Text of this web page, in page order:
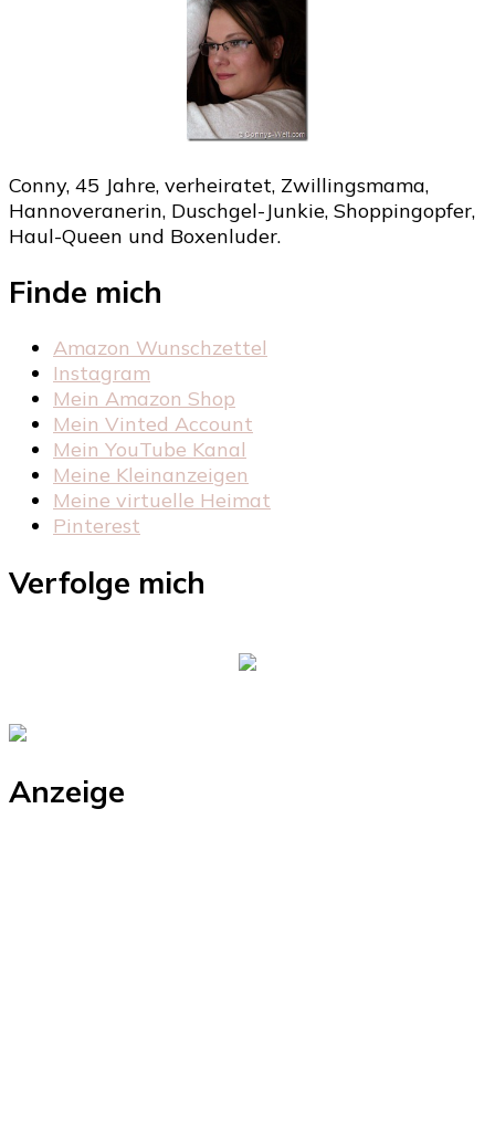
Conny, 45 Jahre, verheiratet, Zwillingsmama,
Hannoveranerin, Duschgel-Junkie, Shoppingopfer,
Haul-Queen und Boxenluder.
Finde mich
Amazon Wunschzettel
Instagram
Mein Amazon Shop
Mein Vinted Account
Mein YouTube Kanal
Meine Kleinanzeigen
Meine virtuelle Heimat
Pinterest
Verfolge mich
Anzeige